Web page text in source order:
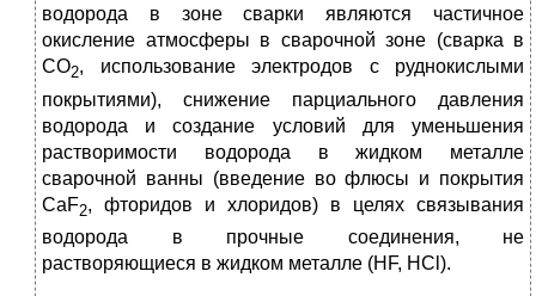
водорода в зоне сварки являются частичное
окисление атмосферы в сварочной зоне (сварка в
СО2, использование электродов с руднокислыми
покрытиями), снижение парциального давления
водорода и создание условий для уменьшения
растворимости водорода в жидком металле
сварочной ванны (введение во флюсы и покрытия
CaF2, фторидов и хлоридов) в целях связывания
водорода в прочные соединения, не
растворяющиеся в жидком металле (HF, HCl).